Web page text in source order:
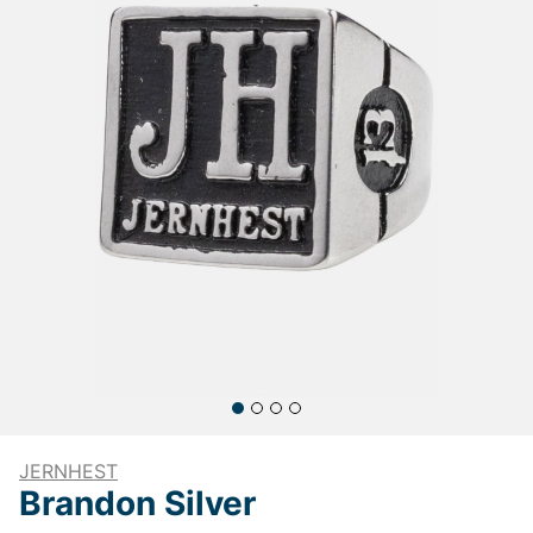
JERNHEST
Brandon Silver